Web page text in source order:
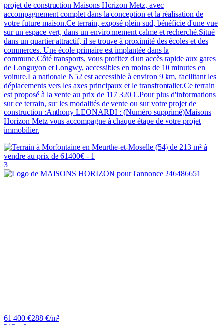
projet de construction Maisons Horizon Metz, avec
accompagnement complet dans la conception et la réalisation de
votre future maison.Ce terrain, exposé plein sud, bénéficie d'une vue
sur un espace vert, dans un environnement calme et recherché.Situé
dans un quartier attractif, il se trouve à proximité des écoles et des
commerces. Une école primaire est implantée dans la
commune.Côté transports, vous profitez d'un accès rapide aux gares
de Longuyon et Longwy, accessibles en moins de 10 minutes en
voiture.La nationale N52 est accessible à environ 9 km, facilitant les
déplacements vers les axes principaux et le transfrontalier.Ce terrain
est proposé à la vente au prix de 117 320 €.Pour plus d'informations
sur ce terrain, sur les modalités de vente ou sur votre projet de
construction :Anthony LEONARDI : (Numéro supprimé)Maisons
Horizon Metz vous accompagne à chaque étape de votre projet
immobilier.
3
61 400 €288 €/m²